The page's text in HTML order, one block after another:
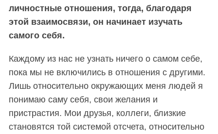
личностные отношения, тогда, благодаря
этой взаимосвязи, он начинает изучать
самого себя.
Каждому из нас не узнать ничего о самом себе,
пока мы не включились в отношения с другими.
Лишь относительно окружающих меня людей я
понимаю саму себя, свои желания и
пристрастия. Мои друзья, коллеги, близкие
становятся той системой отсчета, относительно